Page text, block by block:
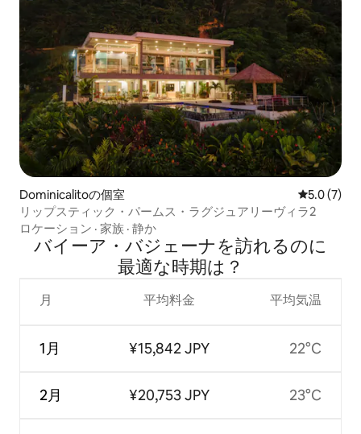
Dominicalitoの個室 レビュー7
5.0 (7)
リップスティック・パームス・ラグジュアリーヴィラ2
ロケーション · 家族 · 静か
バイーア・バジェーナを訪⁠れ⁠るの⁠に
最⁠適⁠な時⁠期⁠は⁠？
月
1月
2月
平均料金
¥15,842 JPY
¥20,753 JPY
平均気温
22°C
23°C